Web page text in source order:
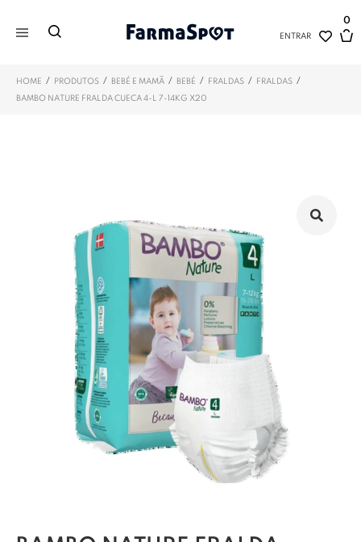
ENTRAR
0
HOME / PRODUTOS / BEBÉ E MAMÃ / BEBÉ / FRALDAS / FRALDAS /
BAMBO NATURE FRALDA CUECA 4-L 7-14KG X20